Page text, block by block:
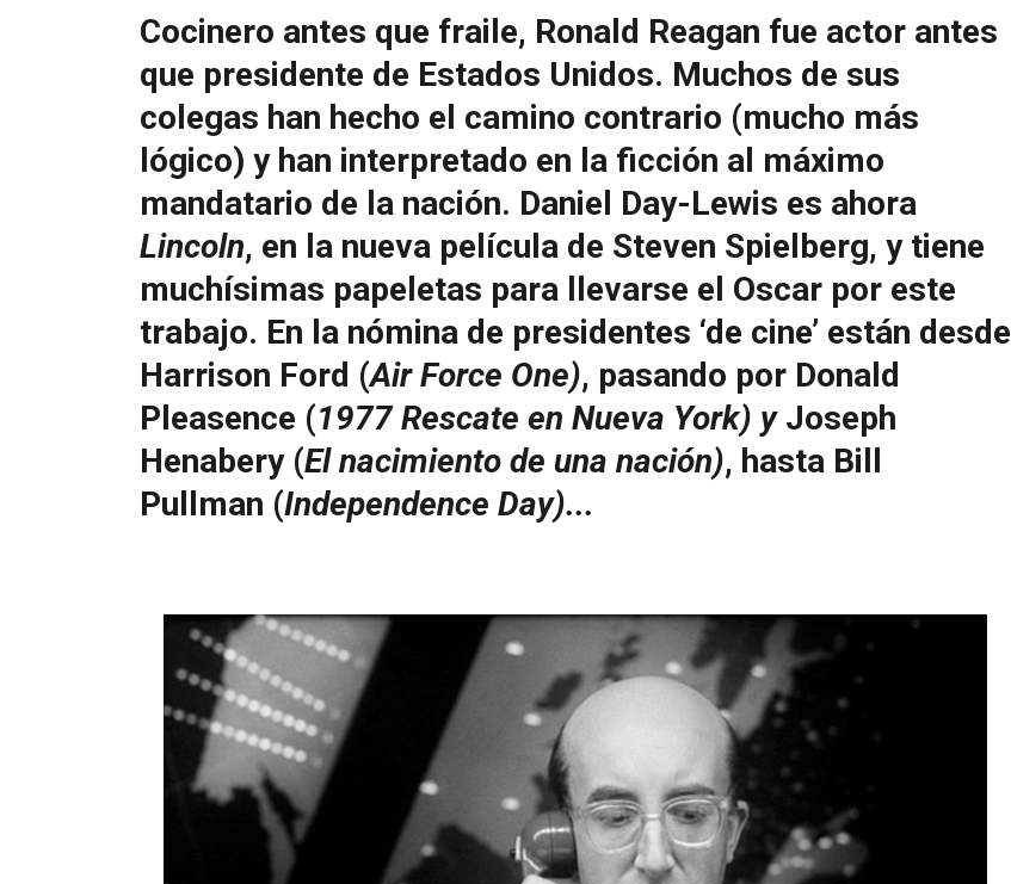
Cocinero antes que fraile, Ronald Reagan fue actor antes
que presidente de Estados Unidos. Muchos de sus
colegas han hecho el camino contrario (mucho más
lógico) y han interpretado en la ficción al máximo
mandatario de la nación. Daniel Day-Lewis es ahora
Lincoln, en la nueva película de Steven Spielberg, y tiene
muchísimas papeletas para llevarse el Oscar por este
trabajo. En la nómina de presidentes ‘de cine’ están desde
Harrison Ford (Air Force One), pasando por Donald
Pleasence (1977 Rescate en Nueva York) y Joseph
Henabery (El nacimiento de una nación), hasta Bill
Pullman (Independence Day)...